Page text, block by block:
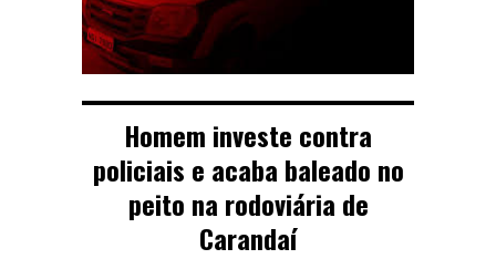
Homem investe contra
policiais e acaba baleado no
peito na rodoviária de
Carandaí